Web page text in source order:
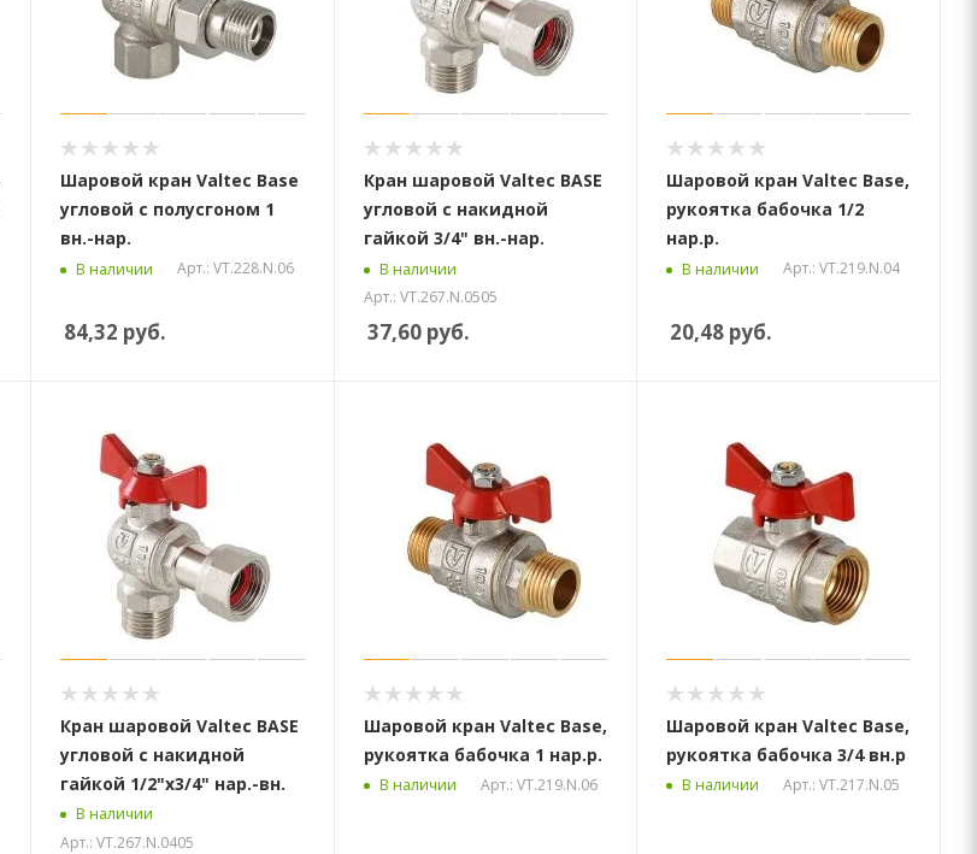
Шаровой кран Valtec Base
угловой с полусгоном 1
вн.-нар.
В наличии Арт.: VT.228.N.06
84,32 руб.
Кран шаровой Valtec BASE
угловой с накидной
гайкой 3/4" вн.-нар.
В наличии
Арт.: VT.267.N.0505
37,60руб.
Шаровой кран Valtec Base,
рукоятка бабочка 1/2
нар.р.
В наличии Арт.: VT.219.N.04
20,48 руб.
Кран шаровой Valtec BASE
угловой с накидной
гайкой 1/2"х3/4" нар.-вн.
В наличии
Арт.: VT.267.N.0405
Шаровой кран Valtec Base,
рукоятка бабочка 1 нар.р.
В наличии Арт.: VT.219.N.06
Шаровой кран Valtec Base,
рукоятка бабочка 3/4 вн.р
В наличии Арт.: VT.217.N.05